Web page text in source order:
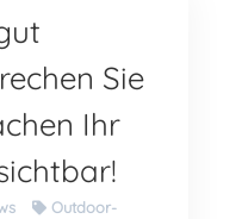
Sie
Ihr
Outdoor-